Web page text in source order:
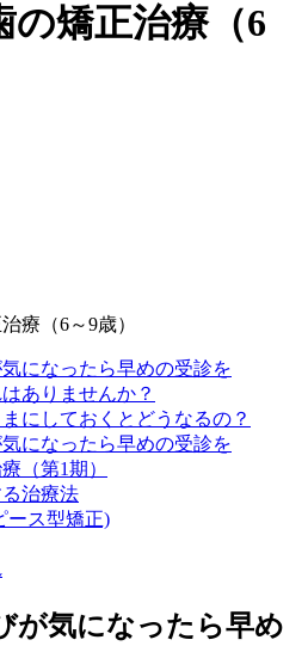
の矯正治療（6
療（6～9歳）
になったら早めの受診を
ありませんか？
にしておくとどうなるの？
になったら早めの受診を
（第1期）
治療法
ース型矯正)
が気になったら早め